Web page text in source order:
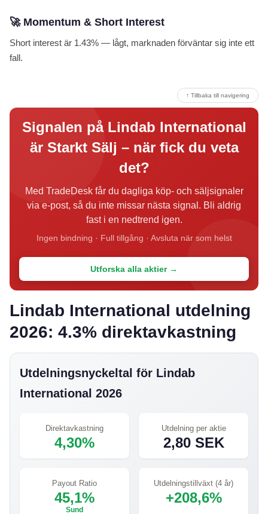
🚀 Momentum & Short Interest
Short interest är 1.43% — lågt, marknaden förväntar sig inte ett
fall.
↑ Tillbaka till navigering
Signalen på Lindab International
är Starkt Sälj – när fick du veta
det?
Med TradeDesk får du dagliga köp- och säljsignaler
via e-post, så du inte missar nästa signal. Bli aldrig
fast i en nedtrend igen.
Ingen bindning · Full tillgång · Avsluta när som helst
Utforska alla aktier →
Lindab International utdelning
2026: 4.3% direktavkastning
Utdelningsnyckeltal för Lindab
International 2026
Direktavkastning
4,30%
Utdelning per aktie
2,80 SEK
Payout Ratio
45,1%
Sund
Utdelningstillväxt (4 år)
+208,6%